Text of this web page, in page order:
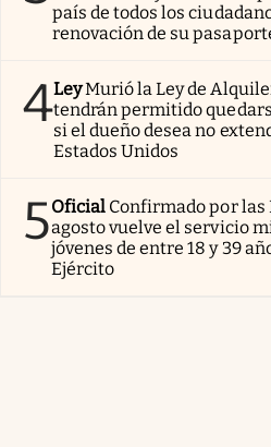
país de todos los
renovación de su
4LeyMurió la Ley de
tendrán permitido
si el dueño desea no
Estados Unidos
5Oficial Confirmado por las
agosto vuelve el servicio
jóvenes de entre 18 y 39
Ejército